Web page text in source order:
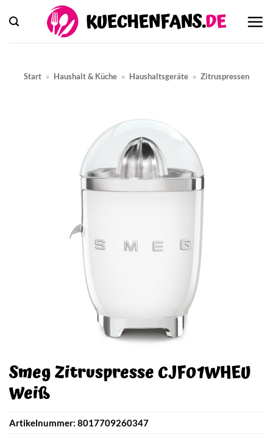
Inhalt
springen
Start » Haushalt & Küche » Haushaltsgeräte » Zitruspressen
Smeg Zitruspresse CJF01WHEU
Weiß
Artikelnummer: 8017709260347